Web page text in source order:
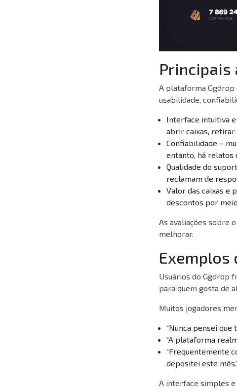
Principais
A plataforma Ggdrop
usabilidade,
Interface intuitiva
abrir caixas,
Confiabilidade –
entanto, há relatos
Qualidade do
reclamam de
Valor das caixas e
descontos por
As avaliações sobre
melhorar.
Exemplos
Usuários do Ggdrop
para quem gosta de
Muitos jogadores
“Nunca pensei que
“A plataforma
“Frequentemente
depositei este mês.”
A interface simples e